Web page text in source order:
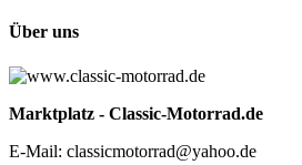
Über uns
Marktplatz - Classic-Motorrad.de
E-Mail: classicmotorrad@yahoo.de